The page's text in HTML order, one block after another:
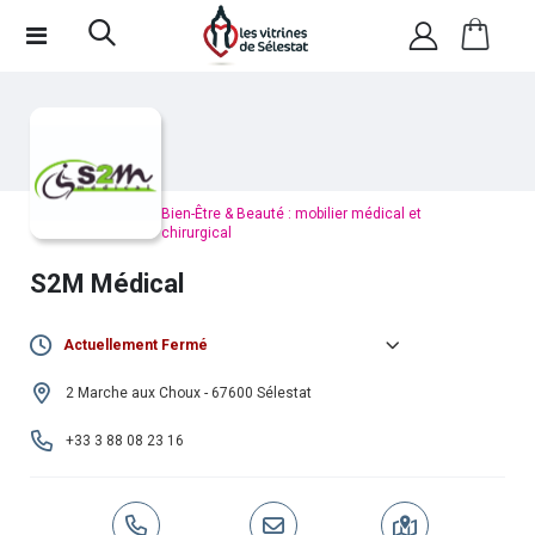
Bien-Être & Beauté : mobilier médical et
chirurgical
S2M Médical
Actuellement Fermé
Lundi :
09h00 -
• 14h00 -
Mercredi : • 14h00 -
2 Marche aux Choux - 67600 Sélestat
+33 3 88 08 23 16